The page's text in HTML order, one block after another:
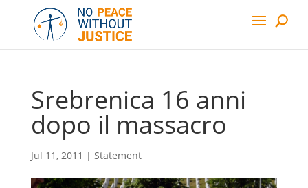
Srebrenica 16 anni
dopo il massacro
Jul 11, 2011 | Statement